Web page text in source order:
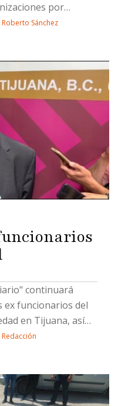
por
del personal
Roberto Sánchez
continuará
ex funcionarios del
en Tijuana, así
de propiedad de
involucrados en
se registraron con
Redacción